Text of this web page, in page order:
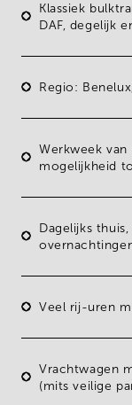
Klassiek
DAF, degelijk
Regio:
Werkweek van
mogelijkheid
Dagelijks
Veel rij-uren
Vrachtwagen
(mits veilige